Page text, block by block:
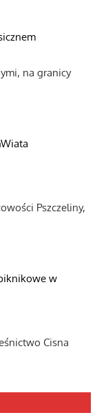
na granicy
Wiata
Pszczeliny,
w
Cisna